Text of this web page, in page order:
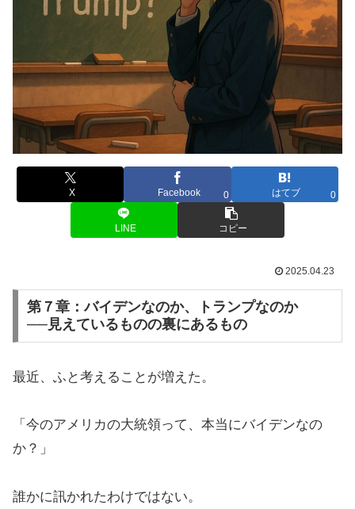
X Facebook 0 はてブ 0
LINE コピー
2025.04.23
第７章：バイデンなのか、トランプなのか
──見えているものの裏にあるもの
最近、ふと考えることが増えた。
「今のアメリカの大統領って、本当にバイデンなの
か？」
誰かに訊かれたわけではない。